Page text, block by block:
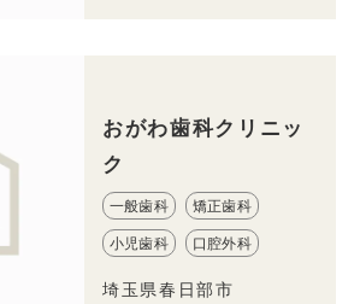
おがわ歯科クリニッ
ク
一般歯科 矯正歯科
小児歯科 口腔外科
埼玉県春日部市